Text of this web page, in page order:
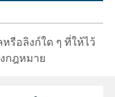
รือลิงก์ใด ๆ ที่ให้ไว้
กฎหมาย